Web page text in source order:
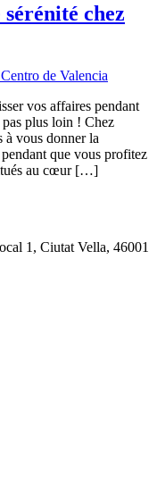
chez
vos affaires pendant
plus loin ! Chez
à vous donner la
que vous profitez
au cœur […]
1, Ciutat Vella, 46001